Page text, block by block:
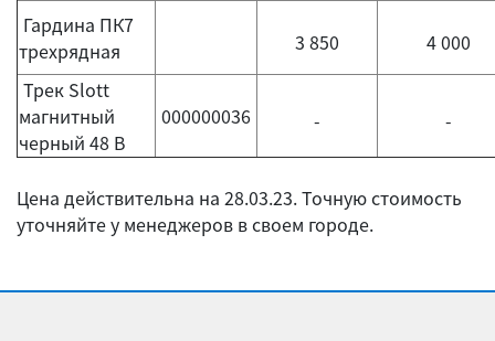
Гардина ПК7
трехрядная
3 850
4 000
Трек Slott
магнитный
черный 48 B
000000036 - -
Цена действительна на 28.03.23. Точную стоимость
уточняйте у менеджеров в своем городе.